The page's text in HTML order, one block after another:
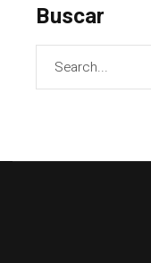
Buscar